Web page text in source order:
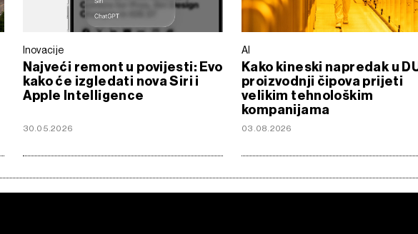
Inovacije
Najveći remont u povijesti: Evo
kako će izgledati nova Siri i
Apple Intelligence
30.05.2026
AI
Kako kineski napredak u
proizvodnji čipova prijeti
velikim tehnološkim
kompanijama
03.08.2026